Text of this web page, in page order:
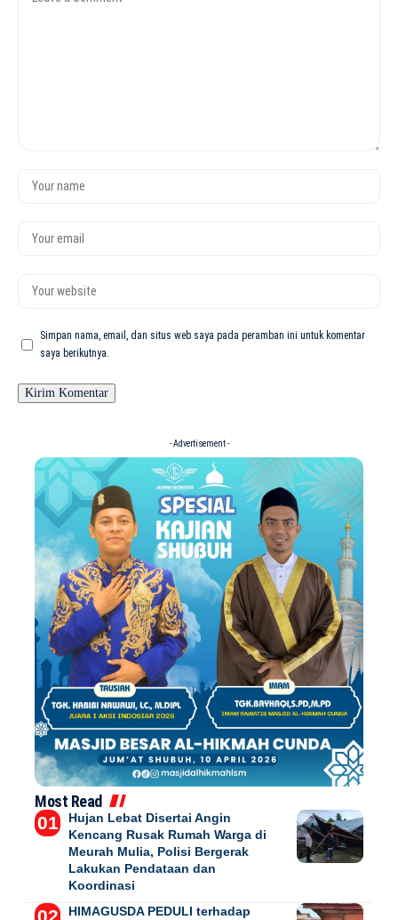
Simpan nama, email, dan situs web saya pada peramban ini untuk komentar
saya berikutnya.
- Advertisement -
Most Read
Hujan Lebat Disertai Angin
Kencang Rusak Rumah Warga di
Meurah Mulia, Polisi Bergerak
Lakukan Pendataan dan
Koordinasi
HIMAGUSDA PEDULI terhadap